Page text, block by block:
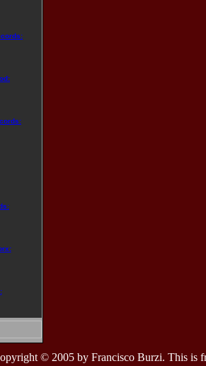
© 2005 by Francisco Burzi. This is